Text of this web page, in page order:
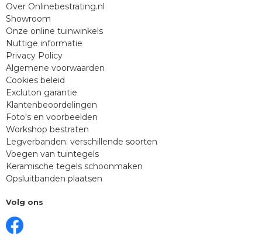
Over Onlinebestrating.nl
Showroom
Onze online tuinwinkels
Nuttige informatie
Privacy Policy
Algemene voorwaarden
Cookies beleid
Excluton garantie
Klantenbeoordelingen
Foto's en voorbeelden
Workshop bestraten
Legverbanden: verschillende soorten
Voegen van tuintegels
Keramische tegels schoonmaken
Opsluitbanden plaatsen
Volg ons